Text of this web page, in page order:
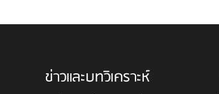
ข่าวและบทวิเคราะห์